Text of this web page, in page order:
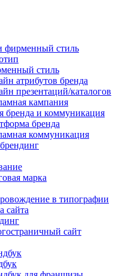
фирменный стиль
стиль
атрибутов бренда
презентаций/каталогов
кампания
бренда и коммуникация
бренда
коммуникация
марка
в типографии
сайта
сайт